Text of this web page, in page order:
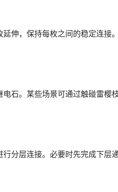
伸，保持每枚之间的稳定连接。
石。某些场景可通过触碰雷樱
分层连接。必要时先完成下层